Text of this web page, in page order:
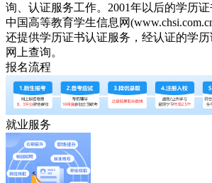
询、认证服务工作。2001年以后的学历
中国高等教育学生信息网
还提供学历证书认证服务，经认证的学
网上查询。
报名流程
就业服务